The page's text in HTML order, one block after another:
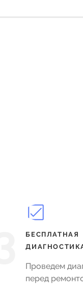
БЕСПЛАТНАЯ
Проведем
перед